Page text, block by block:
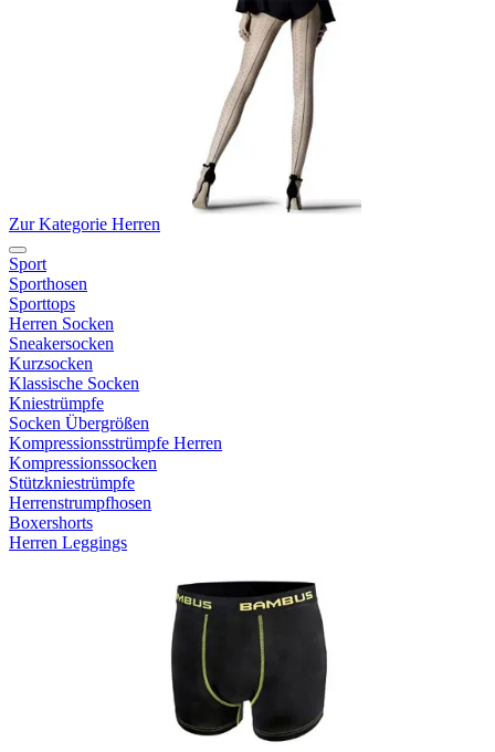
Zur Kategorie Herren
Sport
Sporthosen
Sporttops
Herren Socken
Sneakersocken
Kurzsocken
Klassische Socken
Kniestrümpfe
Socken Übergrößen
Kompressionsstrümpfe Herren
Kompressionssocken
Stützkniestrümpfe
Herrenstrumpfhosen
Boxershorts
Herren Leggings